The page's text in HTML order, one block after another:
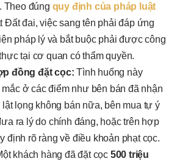
Theo đúng quy định của pháp luật
Đất đai, việc sang tên phải đáp ứng
pháp lý và bắt buộc phải được công
tại cơ quan có thẩm quyền.
đồng đặt cọc: Tình huống này
ở các điểm như bên bán đã nhận
lọng không bán nữa, bên mua tự ý
ra lý do chính đáng, hoặc trên hợp
định rõ ràng về điều khoản phạt cọc.
khách hàng đã đặt cọc 500 triệu